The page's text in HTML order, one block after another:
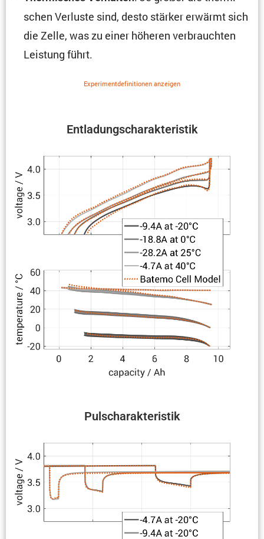
Entla­dungs­cha­rak­te­ristik
schen Verluste sind, desto stärker erwärmt sich
die Zelle, was zu einer höheren verbrauchten
Leistung führt.
Pulscha­rak­te­ristik
Experi­ment­de­fi­ni­tionen anzeigen